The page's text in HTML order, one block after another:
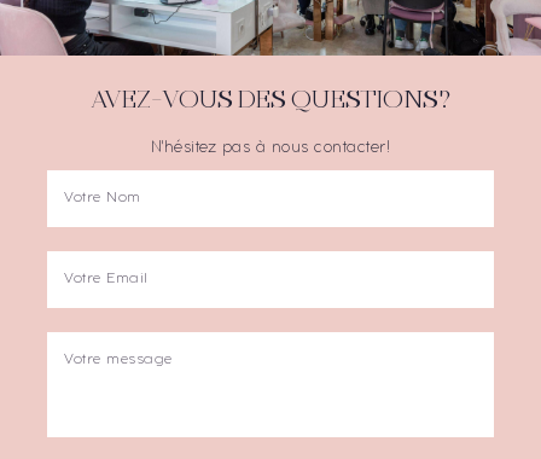
AVEZ-VOUS DES QUESTIONS?
N'hésitez pas à nous contacter!